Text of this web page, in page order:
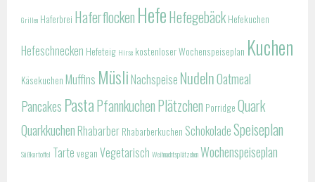
Grillen Haferbrei Haferflocken HefeHefegebäck Hefekuchen
Hefeschnecken Hefeteig Hirse kostenloser Wochenspeiseplan Kuchen
Käsekuchen Muffins Müsli Nachspeise NudelnOatmeal
Pancakes PastaPfannkuchenPlätzchen Porridge Quark
Quarkkuchen Rhabarber Rhabarberkuchen SchokoladeSpeiseplan
Süßkartoffel Tarte vegan Vegetarisch Weihnachtsplätzchen Wochenspeiseplan